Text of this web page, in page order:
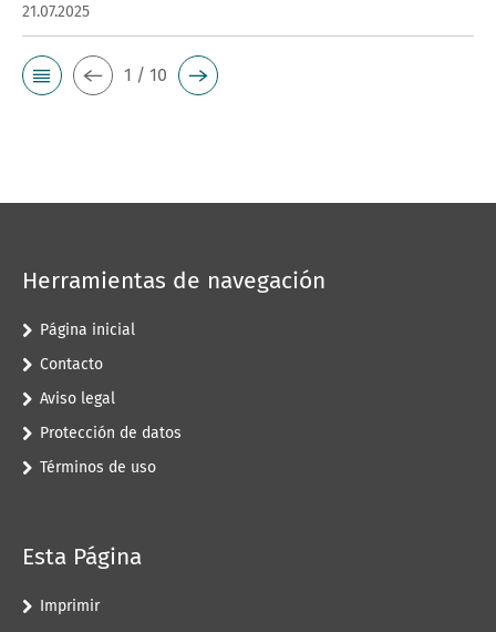
21.07.2025
1 / 10
Herramientas de navegación
Página inicial
Contacto
Aviso legal
Protección de datos
Términos de uso
Esta Página
Imprimir